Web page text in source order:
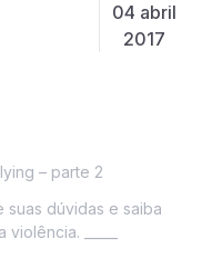
04 abril
2017
– parte 2
suas dúvidas e saiba
_____